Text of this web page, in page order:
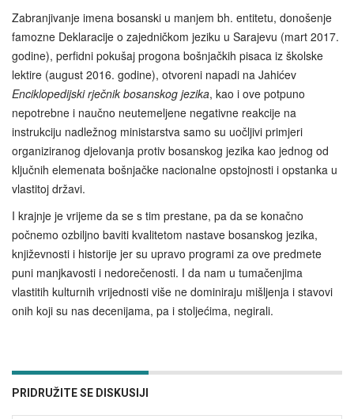
Zabranjivanje imena bosanski u manjem bh. entitetu, donošenje
famozne Deklaracije o zajedničkom jeziku u Sarajevu (mart 2017.
godine), perfidni pokušaj progona bošnjačkih pisaca iz školske
lektire (august 2016. godine), otvoreni napadi na Jahićev
Enciklopedijski rječnik bosanskog jezika, kao i ove potpuno
nepotrebne i naučno neutemeljene negativne reakcije na
instrukciju nadležnog ministarstva samo su uočljivi primjeri
organiziranog djelovanja protiv bosanskog jezika kao jednog od
ključnih elemenata bošnjačke nacionalne opstojnosti i opstanka u
vlastitoj državi.
I krajnje je vrijeme da se s tim prestane, pa da se konačno
počnemo ozbiljno baviti kvalitetom nastave bosanskog jezika,
književnosti i historije jer su upravo programi za ove predmete
puni manjkavosti i nedorečenosti. I da nam u tumačenjima
vlastitih kulturnih vrijednosti više ne dominiraju mišljenja i stavovi
onih koji su nas decenijama, pa i stoljećima, negirali.
PRIDRUŽITE SE DISKUSIJI